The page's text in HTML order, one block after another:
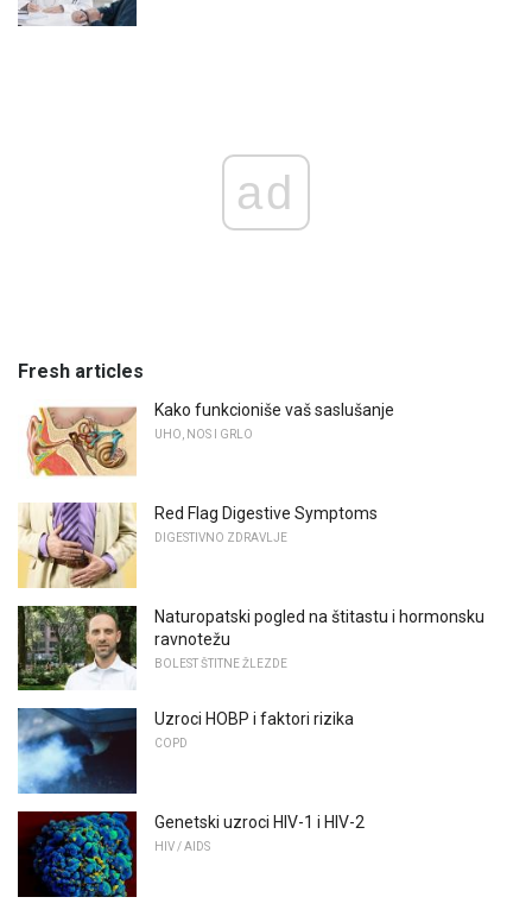
ad
Fresh articles
Kako funkcioniše vaš saslušanje
UHO, NOS I GRLO
Red Flag Digestive Symptoms
DIGESTIVNO ZDRAVLJE
Naturopatski pogled na štitastu i hormonsku
ravnotežu
BOLEST ŠTITNE ŽLEZDE
Uzroci HOBP i faktori rizika
COPD
Genetski uzroci HIV-1 i HIV-2
HIV / AIDS